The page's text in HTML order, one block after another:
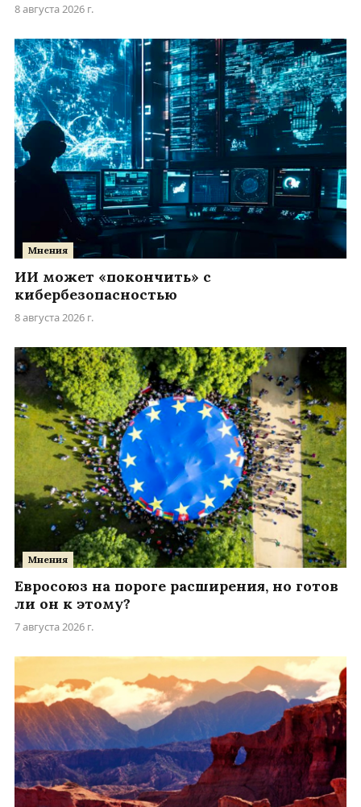
8 августа 2026 г.
Мнения
ИИ может «покончить» с
кибербезопасностью
8 августа 2026 г.
Мнения
Евросоюз на пороге расширения, но готов
ли он к этому?
7 августа 2026 г.